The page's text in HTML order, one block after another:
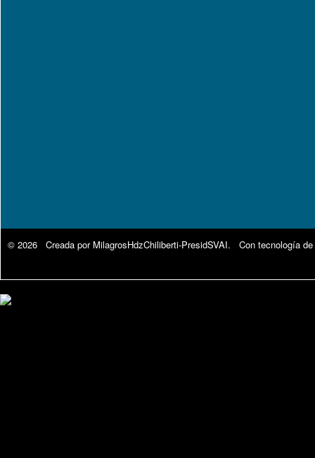
© 2026 Creada por MilagrosHdzChiliberti-PresidSVAI. Con tecnología de